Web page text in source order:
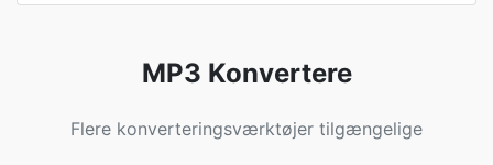
MP3 Konvertere
Flere konverteringsværktøjer tilgængelige